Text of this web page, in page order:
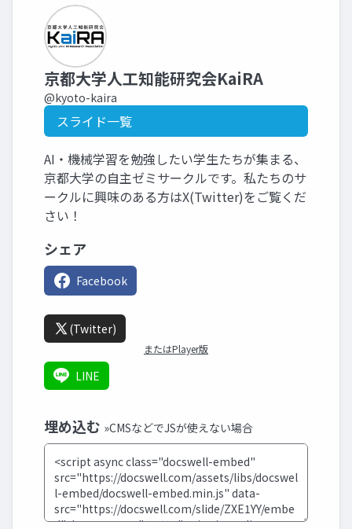
京都大学人工知能研究会KaiRA
@kyoto-kaira
スライド一覧
AI・機械学習を勉強したい学生たちが集まる、
京都大学の自主ゼミサークルです。私たちのサ
ークルに興味のある方はX(Twitter)をご覧くだ
さい！
シェア
Facebook
(Twitter)
またはPlayer版
LINE
埋め込む »CMSなどでJSが使えない場合